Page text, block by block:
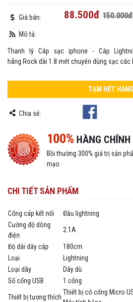
Giá bán: 88.500đ 150.000đ
Mô tả:
Thanh lý Cáp sạc iphone - Cáp
hãng Rock dài 1.8 mét chuyên dùng sạc
TẠM HẾT HÀNG
Chia sẻ:
100% HÀNG
Bồi thường 300% giá trị sản
mạo
CHI TIẾT SẢN PHẨM
Cổng cáp kết nối
Đầu lightning
Cường độ dòng
điện
2.1A
Độ dài dây cáp
180cm
Loại
Lightning
Loại dây
Dây dù
Số cổng USB
1 cổng
Thiết bị tương thích
Thiết bị có cổng Micro